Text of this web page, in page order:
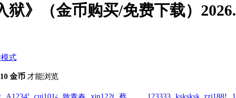
狱》（金币购买/免费下载）
式
10 金币 才能浏览
A123456...!zai!2026-
cui1014378065!zai!2026-xin122698!zai!2026-1233331!zai!2026-